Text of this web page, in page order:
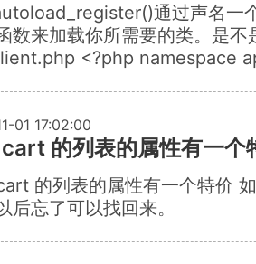
通过声名一
数来加载你所需要的类。是
<?php namespace
01 17:02:00
的列表的属性有一个
的列表的属性有一个特价
后忘了可以找回来。